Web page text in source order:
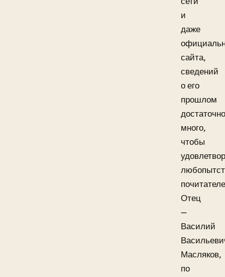
и
даже
сайта,
сведений
о его
прошлом
достаточно
много,
чтобы
Отец
—
Василий
Масляков,
по